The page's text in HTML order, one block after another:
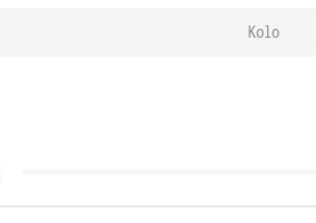
Kolo